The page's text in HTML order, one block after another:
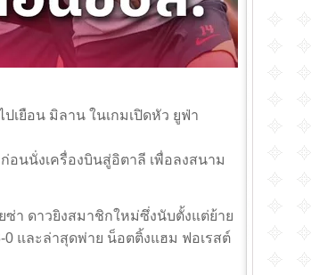
เยือน มิลาน ในเกมเปิดหัว ยูฟ่า
นนั่งเครื่องบินสู่อิตาลี เพื่อลงสนาม
ซ่า ดาวยิงสมาชิกใหม่ซึ่งนับตั้งแต่ย้าย
0 และล่าสุดพ่าย น็อตติ้งแฮม ฟอเรสต์